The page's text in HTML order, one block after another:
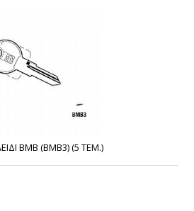
BMB (BMB3) (5 ΤΕΜ.)